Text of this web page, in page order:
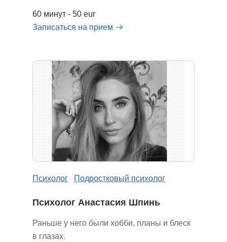
60 минут - 50 eur
Записаться на прием
Психолог Подростковый психолог
Психолог Анастасия Шпинь
Раньше у него были хобби, планы и блеск
в глазах.